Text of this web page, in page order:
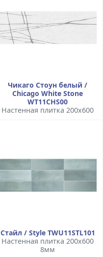
Чикаго Стоун белый /
Chicago White Stone
WT11CHS00
Настенная плитка 200x600
Стайл / Style TWU11STL101
Настенная плитка 200x600
8мм